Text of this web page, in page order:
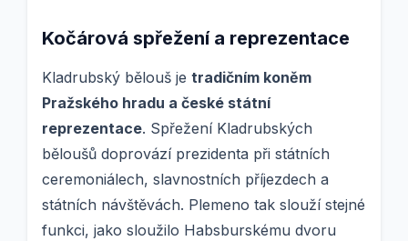
Kočárová spřežení a reprezentace
Kladrubský bělouš je tradičním koněm
Pražského hradu a české státní
reprezentace. Spřežení Kladrubských
běloušů doprovází prezidenta při státních
ceremoniálech, slavnostních příjezdech a
státních návštěvách. Plemeno tak slouží stejné
funkci, jako sloužilo Habsburskému dvoru